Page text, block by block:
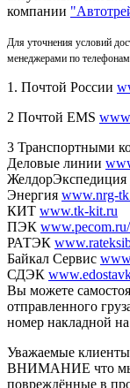
компании
Для уточнения условий
менеджерами по телефонам
1. Почтой России
2 Почтой EMS
3 Транспортными
Деловые линии
ЖелдорЭкспедиция
Энергия www.nrg-
КИТ www.tk-kit.ru
ПЭК
РАТЭК
Байкал Сервис
СДЭК
Вы можете
отправленного
номер накладной на
Уважаемые
ВНИМАНИЕ что мы
повреждённые в